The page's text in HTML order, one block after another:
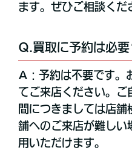
ます。ぜひご相談くだ
Q.買取に予約は必要
A：予約は不要です。
てご来店ください。ご
間につきましては店
舗へのご来店が難しい
用いただけます。